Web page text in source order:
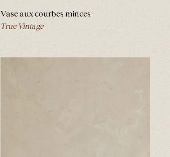
Vase aux courbes minces
True Vintage